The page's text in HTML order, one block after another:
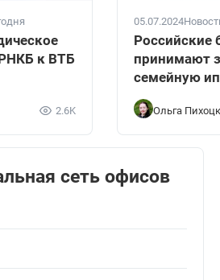
к ВТБ
2.6K
05.07.2024
Российские
принимают
семейную
Ольга
сеть офисов